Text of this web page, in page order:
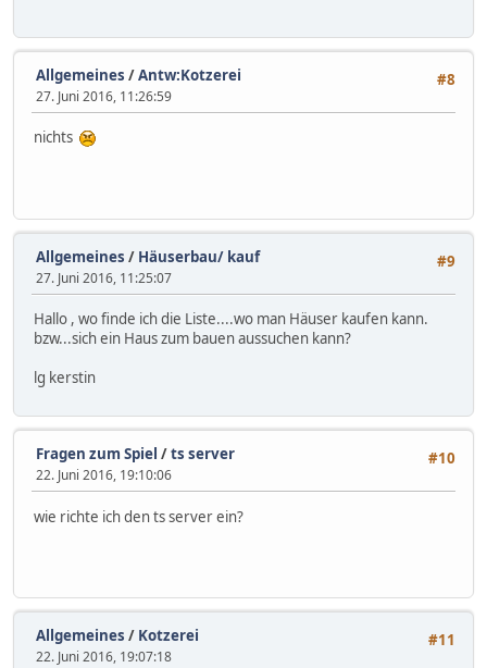
#8
Allgemeines /Antw:Kotzerei
27. Juni 2016, 11:26:59
nichts
#9
Allgemeines / Häuserbau/ kauf
27. Juni 2016, 11:25:07
Hallo , wo finde ich die Liste....wo man Häuser kaufen kann.
bzw...sich ein Haus zum bauen aussuchen kann?
lg kerstin
#10
Fragen zum Spiel /ts server
22. Juni 2016, 19:10:06
wie richte ich den ts server ein?
#11
Allgemeines / Kotzerei
22. Juni 2016, 19:07:18